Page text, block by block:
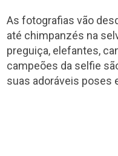
As fotografias vão
até chimpanzés na
preguiça, elefantes,
campeões da selfie
suas adoráveis poses